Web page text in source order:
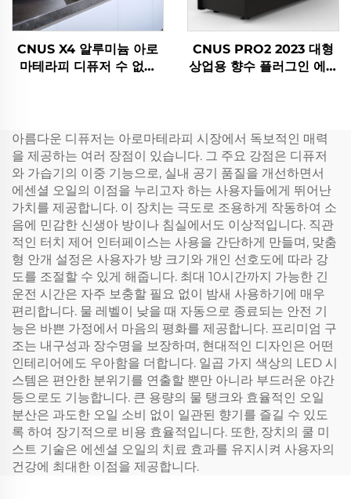
CNUS X4 알루미늄 아로
마테라피 디퓨저 수 없는
CNUS PRO2 2023 대형
상업용 향수 플러그인 에어
아름다운 디퓨저는 아로마테라피 시장에서 독보적인 매력
을 제공하는 여러 장점이 있습니다. 그 주요 강점은 디퓨저
와 가습기의 이중 기능으로, 실내 공기 품질을 개선하면서
에센셜 오일의 이점을 누리고자 하는 사용자들에게 뛰어난
가치를 제공합니다. 이 장치는 극도로 조용하게 작동하여 소
음에 민감한 신생아 방이나 침실에서도 이상적입니다. 직관
적인 터치 제어 인터페이스는 사용을 간단하게 만들며, 맞춤
형 안개 설정은 사용자가 방 크기와 개인 선호도에 따라 강
도를 조절할 수 있게 해줍니다. 최대 10시간까지 가능한 긴
운전 시간은 자주 보충할 필요 없이 밤새 사용하기에 매우
편리합니다. 물 레벨이 낮을 때 자동으로 종료되는 안전 기
능은 바쁜 가정에서 마음의 평화를 제공합니다. 프리미엄 구
조는 내구성과 장수명을 보장하며, 현대적인 디자인은 어떤
인테리어에도 우아함을 더합니다. 일곱 가지 색상의 LED 시
스템은 편안한 분위기를 연출할 뿐만 아니라 부드러운 야간
등으로도 기능합니다. 큰 용량의 물 탱크와 효율적인 오일
분산은 과도한 오일 소비 없이 일관된 향기를 즐길 수 있도
록 하여 장기적으로 비용 효율적입니다. 또한, 장치의 쿨 미
스트 기술은 에센셜 오일의 치료 효과를 유지시켜 사용자의
건강에 최대한 이점을 제공합니다.